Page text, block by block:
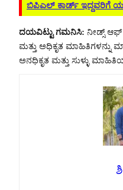
ಬಿಪಿಎಲ್ ಕಾರ್ಡ್ ಇದ್ದವರಿಗೆ
ದಯವಿಟ್ಟು ಗಮನಿಸಿ: ನೀಡ್ಸ್ ಆಫ್
ಮತ್ತು ಅಧಿಕೃತ ಮಾಹಿತಿಗಳನ್ನು
ಅನಧಿಕೃತ ಮತ್ತು ಸುಳ್ಳು